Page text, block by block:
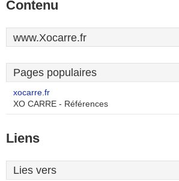
Contenu
www.Xocarre.fr
Pages populaires
xocarre.fr
XO CARRE - Références
Liens
Lies vers